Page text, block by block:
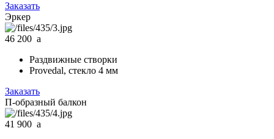
Заказать
Эркер
46 200 a
Раздвижные створки
Provedal, стекло 4 мм
Заказать
П-образный балкон
41 900 a